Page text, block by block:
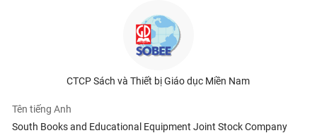
CTCP Sách và Thiết bị Giáo dục Miền Nam
Tên tiếng Anh
South Books and Educational Equipment Joint Stock Company